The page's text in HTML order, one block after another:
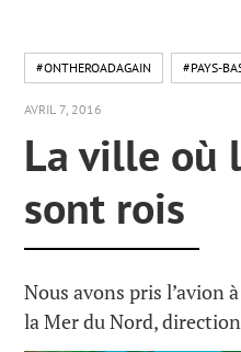
#ONTHEROADAGAIN #PAYS-
AVRIL 7, 2016
La ville où
sont rois
Nous avons pris l’avion
la Mer du Nord,